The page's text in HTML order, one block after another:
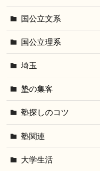
国公立文系
国公立理系
埼玉
塾の集客
塾探しのコツ
塾関連
大学生活